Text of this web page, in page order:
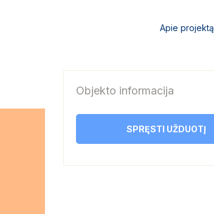
Apie projektą
Objekto informacija
SPRĘSTI UŽDUOTĮ